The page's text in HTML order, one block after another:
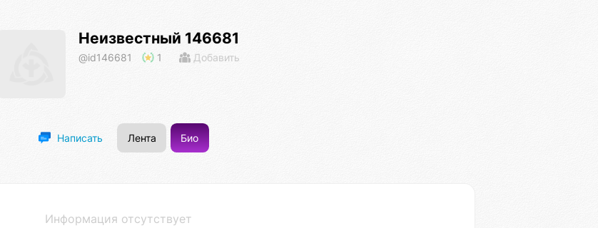
Неизвестный 146681
@id146681 1 Добавить
Написать Лента Био
Информация отсутствует